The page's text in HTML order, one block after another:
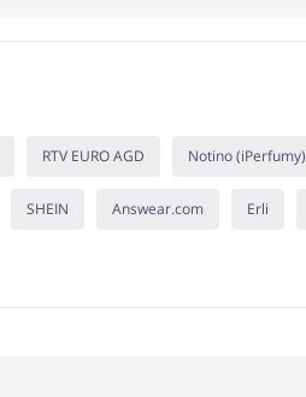
RTV EURO AGD Notino (iPerfumy)
SHEIN Answear.com Erli